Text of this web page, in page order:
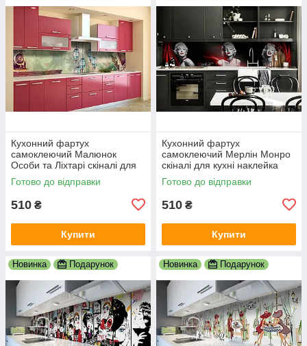
Кухонний фартух
самоклеючий Малюнок
Особи та Ліхтарі скіналі для
кухні наклейка ПВХ люди
зелений 600х2000 мм
Готово до відправки
510 ₴
Купити
Кухонний фартух
самоклеючий Мерлін Монро
скіналі для кухні наклейка
ПВХ дівчина люди чорний
600х2000 мм
Готово до відправки
510 ₴
Купити
Новинка Подарунок Новинка Подарунок